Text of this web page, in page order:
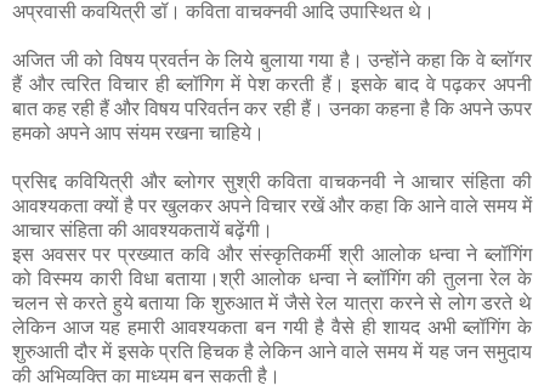
अप्रवासी कवयित्री डॉ। कविता वाचक्नवी आदि उपास्थित थे।
अजित जी को विषय प्रवर्तन के लिये बुलाया गया है। उन्होंने कहा कि वे ब्लॉगर
हैं और त्वरित विचार ही ब्लॉगिग में पेश करती हैं। इसके बाद वे पढ़कर अपनी
बात कह रही हैं और विषय परिवर्तन कर रही हैं। उनका कहना है कि अपने ऊपर
हमको अपने आप संयम रखना चाहिये।
प्रसिद्द कवियित्री और ब्लोगर सुश्री कविता वाचकनवी ने आचार संहिता की
आवश्यकता क्यों है पर खुलकर अपने विचार रखें और कहा कि आने वाले समय में
आचार संहिता की आवश्यकतायें बढ़ेंगी।
इस अवसर पर प्रख्यात कवि और संस्कृतिकर्मी श्री आलोक धन्वा ने ब्लॉगिंग
को विस्मय कारी विधा बताया।श्री आलोक धन्वा ने ब्लॉगिंग की तुलना रेल के
चलन से करते हुये बताया कि शुरुआत में जैसे रेल यात्रा करने से लोग डरते थे
लेकिन आज यह हमारी आवश्यकता बन गयी है वैसे ही शायद अभी ब्लॉगिंग के
शुरुआती दौर में इसके प्रति हिचक है लेकिन आने वाले समय में यह जन समुदाय
की अभिव्यक्ति का माध्यम बन सकती है।